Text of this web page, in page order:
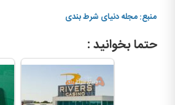
منبع: مجله دنیای شرط بندی
حتما بخوانید :